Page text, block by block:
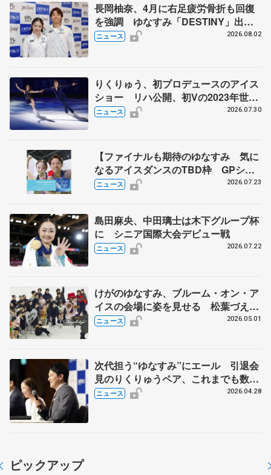
長岡柚奈、4月に右足疲労骨折も回復
を強調 ゆなすみ「DESTINY」出
演、森口澄士「力を合わせて」
ニュース 2026.08.02
りくりゅう、初プロデュースのアイス
ショー リハ公開、初Vの2023年世界
選手権のSP披露 ハゼボロ、チョク
ニュース 2026.07.30
【ファイナルも期待のゆなすみ 気に
なるアイスダンスのTBD枠 GPシリ
ーズ展望③ペア・アイスダンス編】
ニュース 2026.07.23
島田麻央、中田璃士は木下グループ杯
に シニア国際大会デビュー戦
ニュース 2026.07.22
けがのゆなすみ、ブルーム・オン・ア
イスの会場に姿を見せる 松葉づえの
長岡、ファンに「早く治して、また元
ニュース 2026.05.01
次代担う“ゆなすみ”にエール 引退会
見のりくりゅうペア、これまでも数々
の助言
ニュース 2026.04.28
ピックアップ